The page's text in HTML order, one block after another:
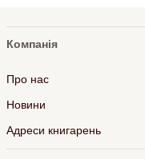
Компанія
Про нас
Новини
Адреси книгарень